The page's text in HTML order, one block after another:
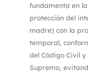
fundamenta en
protección del
madre) con la
temporal,
del Código Civil
Supremo,